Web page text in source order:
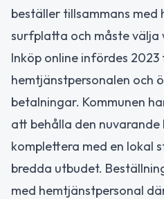
beställer tillsammans med
surfplatta och måste välja
Inköp online infördes
hemtjänstpersonalen och
betalningar. Kommunen
att behålla den nuvarande
komplettera med en lokal
bredda utbudet.
med hemtjänstpersonal